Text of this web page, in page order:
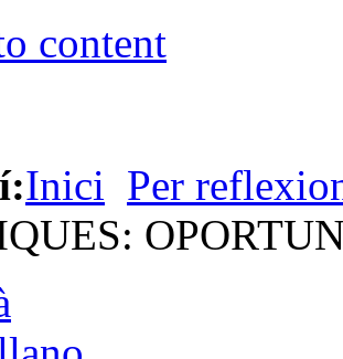
content
Inici Per